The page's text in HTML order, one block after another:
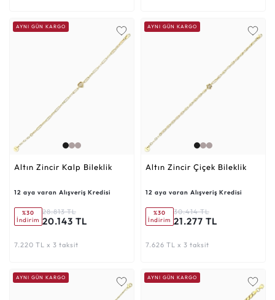
AYNI GÜN KARGO
Altın Zincir Kalp Bileklik
12 aya varan Alışveriş Kredisi
%30
İndirim
28.813 TL
20.143 TL
7.220 TL x 3 taksit
AYNI GÜN KARGO
Altın Zincir Çiçek Bileklik
12 aya varan Alışveriş Kredisi
%30
İndirim
30.414 TL
21.277 TL
7.626 TL x 3 taksit
AYNI GÜN KARGO AYNI GÜN KARGO